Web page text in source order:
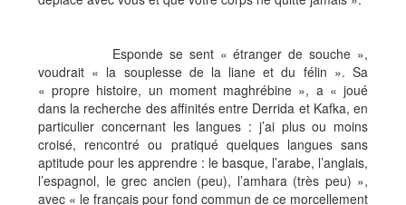
Esponde se sent « étranger de souche »,
voudrait « la souplesse de la liane et du félin ». Sa
« propre histoire, un moment maghrébine », a « joué
dans la recherche des affinités entre Derrida et Kafka, en
particulier concernant les langues : j’ai plus ou moins
croisé, rencontré ou pratiqué quelques langues sans
aptitude pour les apprendre : le basque, l’arabe, l’anglais,
l’espagnol, le grec ancien (peu), l’amhara (très peu) »,
avec « le français pour fond commun de ce morcellement